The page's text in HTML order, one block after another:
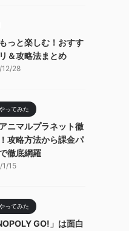
っと楽しむ！おすす
＆攻略法まとめ
28
ってみた
ニマルプラネット徹
攻略方法から課金パ
徹底網羅
1/15
ってみた
GO!」は面白